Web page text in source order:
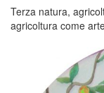
Terza natura,
agricoltura come